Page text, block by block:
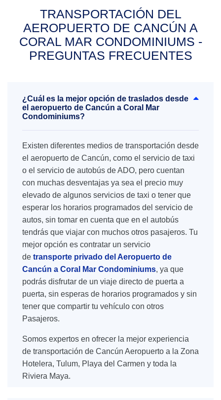
TRANSPORTACIÓN DEL
AEROPUERTO DE CANCÚN A
CORAL MAR CONDOMINIUMS -
PREGUNTAS FRECUENTES
¿Cuál es la mejor opción de traslados desde
el aeropuerto de Cancún a Coral Mar
Condominiums?
Existen diferentes medios de transportación desde
el aeropuerto de Cancún, como el servicio de taxi
o el servicio de autobús de ADO, pero cuentan
con muchas desventajas ya sea el precio muy
elevado de algunos servicios de taxi o tener que
esperar los horarios programados del servicio de
autos, sin tomar en cuenta que en el autobús
tendrás que viajar con muchos otros pasajeros. Tu
mejor opción es contratar un servicio
de transporte privado del Aeropuerto de
Cancún a Coral Mar Condominiums, ya que
podrás disfrutar de un viaje directo de puerta a
puerta, sin esperas de horarios programados y sin
tener que compartir tu vehículo con otros
Pasajeros.
Somos expertos en ofrecer la mejor experiencia
de transportación de Cancún Aeropuerto a la Zona
Hotelera, Tulum, Playa del Carmen y toda la
Riviera Maya.